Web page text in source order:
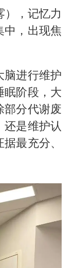
，记忆力
中，出现焦
脑进行维护
眠阶段，大
部分代谢废
是维护认
最充分、